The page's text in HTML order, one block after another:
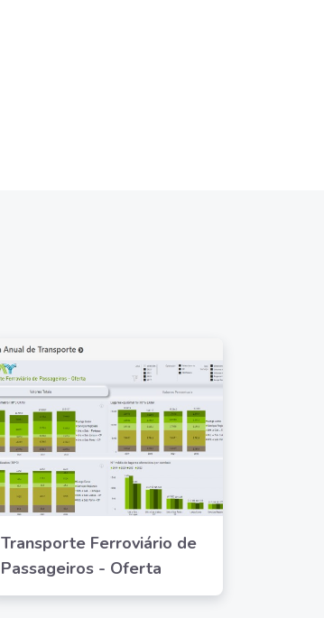
Transporte Ferroviário de
Passageiros - Oferta